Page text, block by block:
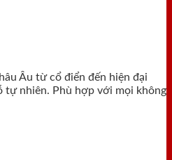
Âu từ cổ điển đến hiện đại
tự nhiên. Phù hợp với mọi không